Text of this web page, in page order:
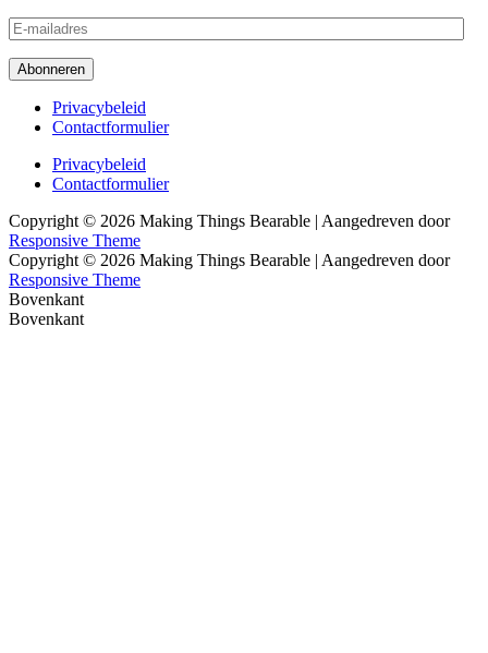
E-
mailadres
Abonneren
Footer
menu
Privacybeleid
Contactformulier
Footer
menu
Privacybeleid
Contactformulier
Copyright © 2026 Making Things Bearable | Aangedreven door
Responsive Theme
Copyright © 2026 Making Things Bearable | Aangedreven door
Responsive Theme
Bovenkant
Bovenkant